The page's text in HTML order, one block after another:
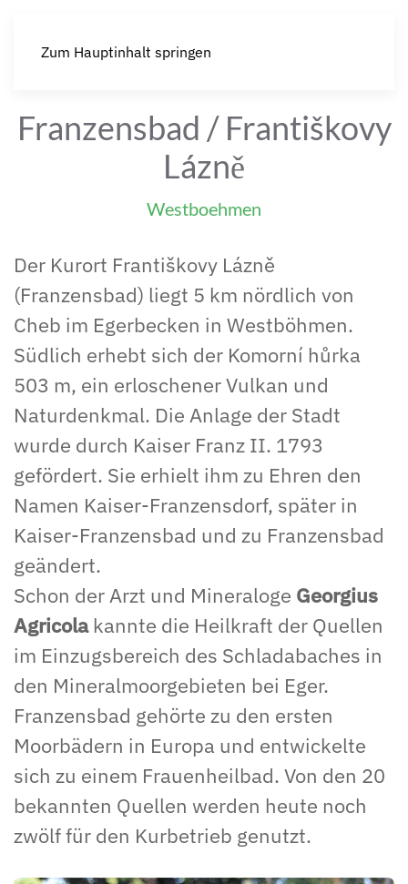
Zum Hauptinhalt springen
Franzensbad / Františkovy
Lázně
Westboehmen
Der Kurort Františkovy Lázně
(Franzensbad) liegt 5 km nördlich von
Cheb im Egerbecken in Westböhmen.
Südlich erhebt sich der Komorní hůrka
503 m, ein erloschener Vulkan und
Naturdenkmal. Die Anlage der Stadt
wurde durch Kaiser Franz II. 1793
gefördert. Sie erhielt ihm zu Ehren den
Namen Kaiser-Franzensdorf, später in
Kaiser-Franzensbad und zu Franzensbad
geändert.
Schon der Arzt und Mineraloge Georgius
Agricolakannte die Heilkraft der Quellen
im Einzugsbereich des Schladabaches in
den Mineralmoorgebieten bei Eger.
Franzensbad gehörte zu den ersten
Moorbädern in Europa und entwickelte
sich zu einem Frauenheilbad. Von den 20
bekannten Quellen werden heute noch
zwölf für den Kurbetrieb genutzt.